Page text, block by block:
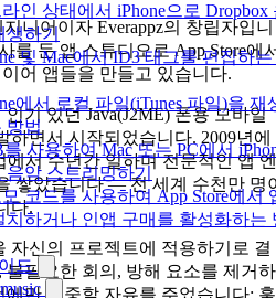
인 상태에서 iPhone으로 Dropbox
생하기
및 Mac에서 ID3 태그를 편집하
에서 로컬 파일(iTunes 파일)을 재
방법
사용하여 Mac 또는 PC에서
음악 스트리밍하기
코드를 사용하여 App Store에서
치하거나 인앱 구매를 활성화하는
드
니어이자 Everappz의 창립자입니
를 둔 앱 스튜디오로 App Store에
어 앱들을 만들고 있습니다.
기 있던 Java(J2ME) 폰용 모바일
면서 시작되었습니다. 2009년에
에서 수년간 일하며 전문적인 앱 엔
쌓았습니다 — 전 세계 수천만 명
다.
자신의 프로젝트에 적용하기로 결
필요한 회의, 방해 요소를 제거하
만 집중할 자유를 주었습니다: 훌